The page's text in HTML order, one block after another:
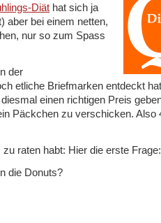
Diät hat sich ja
aber bei einem netten,
nur so zum Spass
der
etliche Briefmarken entdeckt
einen richtigen Preis
Päckchen zu verschicken. Also
raten habt: Hier die erste Frage:
die Donuts?